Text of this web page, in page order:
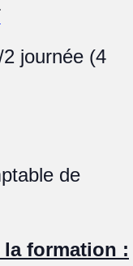
2 journée (4
de
formation :